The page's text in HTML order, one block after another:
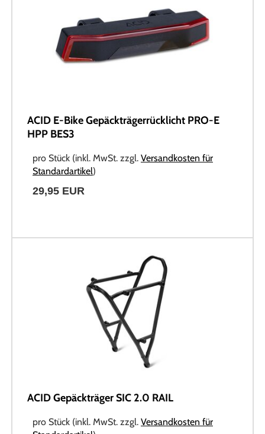
ACID E-Bike Gepäckträgerrücklicht PRO-E
HPP BES3
pro Stück (inkl. MwSt. zzgl. Versandkosten für
Standardartikel)
29,95 EUR
ACID Gepäckträger SIC 2.0 RAIL
pro Stück (inkl. MwSt. zzgl. Versandkosten für